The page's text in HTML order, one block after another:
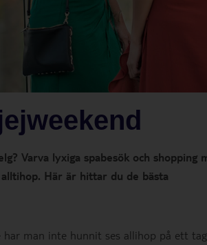
Varva lyxiga spabesök och shopping
Här är hittar du de bästa
man inte hunnit ses allihop på ett